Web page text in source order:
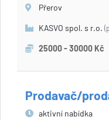
Přerov
KASVO spol. s r.o.
25000 - 30000 Kč
Prodavač/
aktivní nabídka